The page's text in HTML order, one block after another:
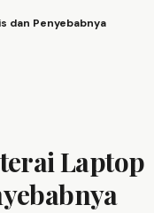
dan Penyebabnya
Laptop